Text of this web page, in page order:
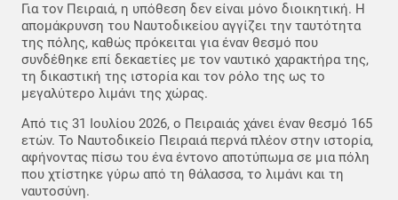
Για τον Πειραιά, η υπόθεση δεν είναι μόνο διοικητική. Η
απομάκρυνση του Ναυτοδικείου αγγίζει την ταυτότητα
της πόλης, καθώς πρόκειται για έναν θεσμό που
συνδέθηκε επί δεκαετίες με τον ναυτικό χαρακτήρα της,
τη δικαστική της ιστορία και τον ρόλο της ως το
μεγαλύτερο λιμάνι της χώρας.
Από τις 31 Ιουλίου 2026, ο Πειραιάς χάνει έναν θεσμό 165
ετών. Το Ναυτοδικείο Πειραιά περνά πλέον στην ιστορία,
αφήνοντας πίσω του ένα έντονο αποτύπωμα σε μια πόλη
που χτίστηκε γύρω από τη θάλασσα, το λιμάνι και τη
ναυτοσύνη.